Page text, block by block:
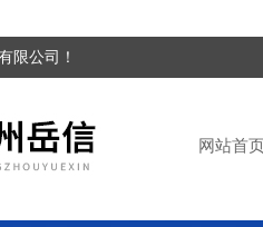
限公司！
网站首